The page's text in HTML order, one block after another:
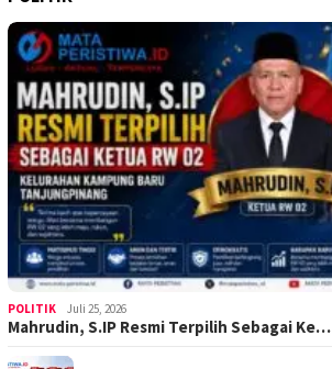
POLITIK Juli 25, 2026
Mahrudin, S.IP Resmi Terpilih Sebagai Ke…